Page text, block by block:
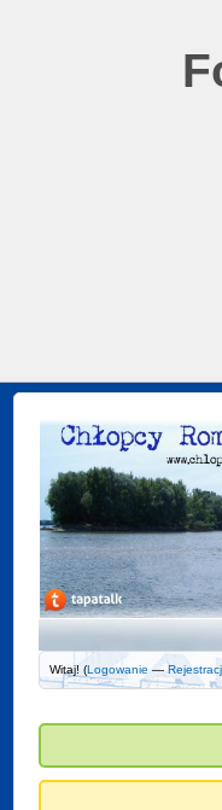
Witaj! (Logowanie —